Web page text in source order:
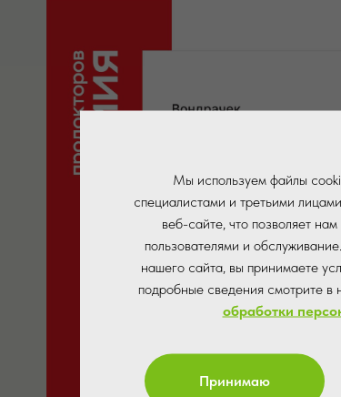
Мы используем файлы
специалистами и третьими
веб-сайте, что позволяет
пользователями и
нашего сайта, вы принимаете
подробные сведения смотрите в
обработки
Принимаю